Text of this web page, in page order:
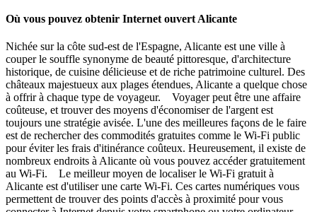
Où vous pouvez obtenir Internet ouvert Alicante
Nichée sur la côte sud-est de l'Espagne, Alicante est une ville à
couper le souffle synonyme de beauté pittoresque, d'architecture
historique, de cuisine délicieuse et de riche patrimoine culturel. Des
châteaux majestueux aux plages étendues, Alicante a quelque chose
à offrir à chaque type de voyageur. Voyager peut être une affaire
coûteuse, et trouver des moyens d'économiser de l'argent est
toujours une stratégie avisée. L'une des meilleures façons de le faire
est de rechercher des commodités gratuites comme le Wi-Fi public
pour éviter les frais d'itinérance coûteux. Heureusement, il existe de
nombreux endroits à Alicante où vous pouvez accéder gratuitement
au Wi-Fi. Le meilleur moyen de localiser le Wi-Fi gratuit à
Alicante est d'utiliser une carte Wi-Fi. Ces cartes numériques vous
permettent de trouver des points d'accès à proximité pour vous